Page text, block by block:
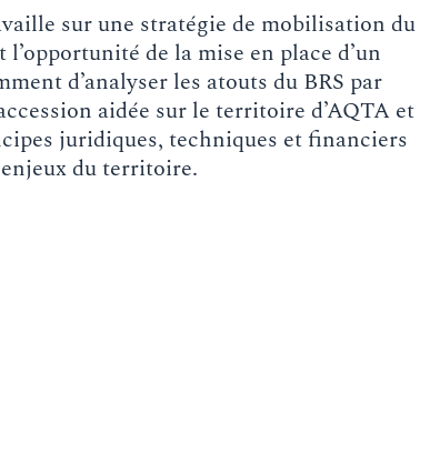
sur une stratégie de mobilisation du
de la mise en place d’un
d’analyser les atouts du BRS par
aidée sur le territoire d’AQTA et
juridiques, techniques et financiers
du territoire.